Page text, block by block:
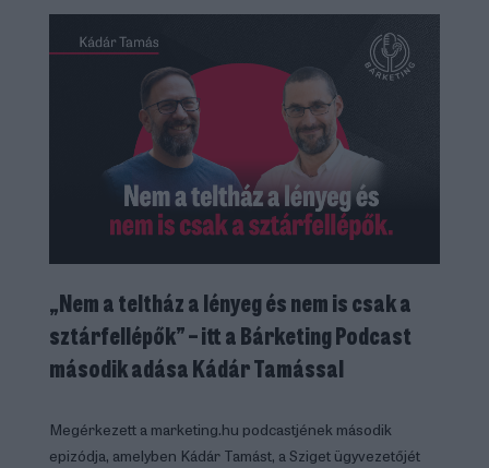
„Nem a teltház a lényeg és nem is csak a
sztárfellépők” – itt a Bárketing Podcast
második adása Kádár Tamással
Megérkezett a marketing.hu podcastjének második
epizódja, amelyben Kádár Tamást, a Sziget ügyvezetőjét